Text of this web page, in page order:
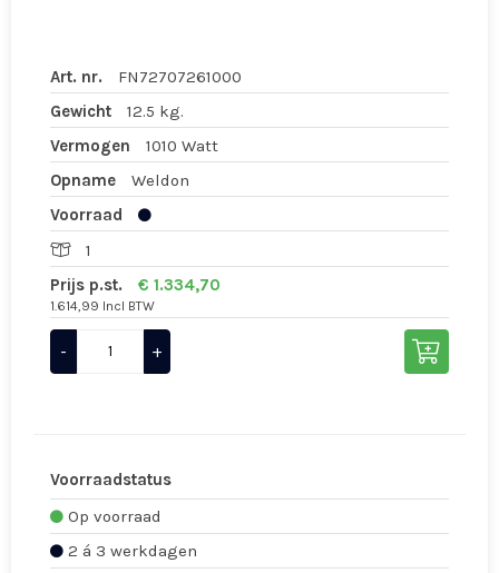
Art. nr.
FN72707261000
Gewicht
12.5 kg.
Vermogen
1010 Watt
Opname
Weldon
Voorraad
1
Prijs p.st.
€ 1.334,70
1.614,99 Incl BTW
- +
Voorraadstatus
Op voorraad
2 á 3 werkdagen